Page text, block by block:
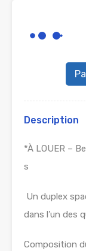
Description
*À LOUER –
s
Un duplex
dans l’un des
Composition